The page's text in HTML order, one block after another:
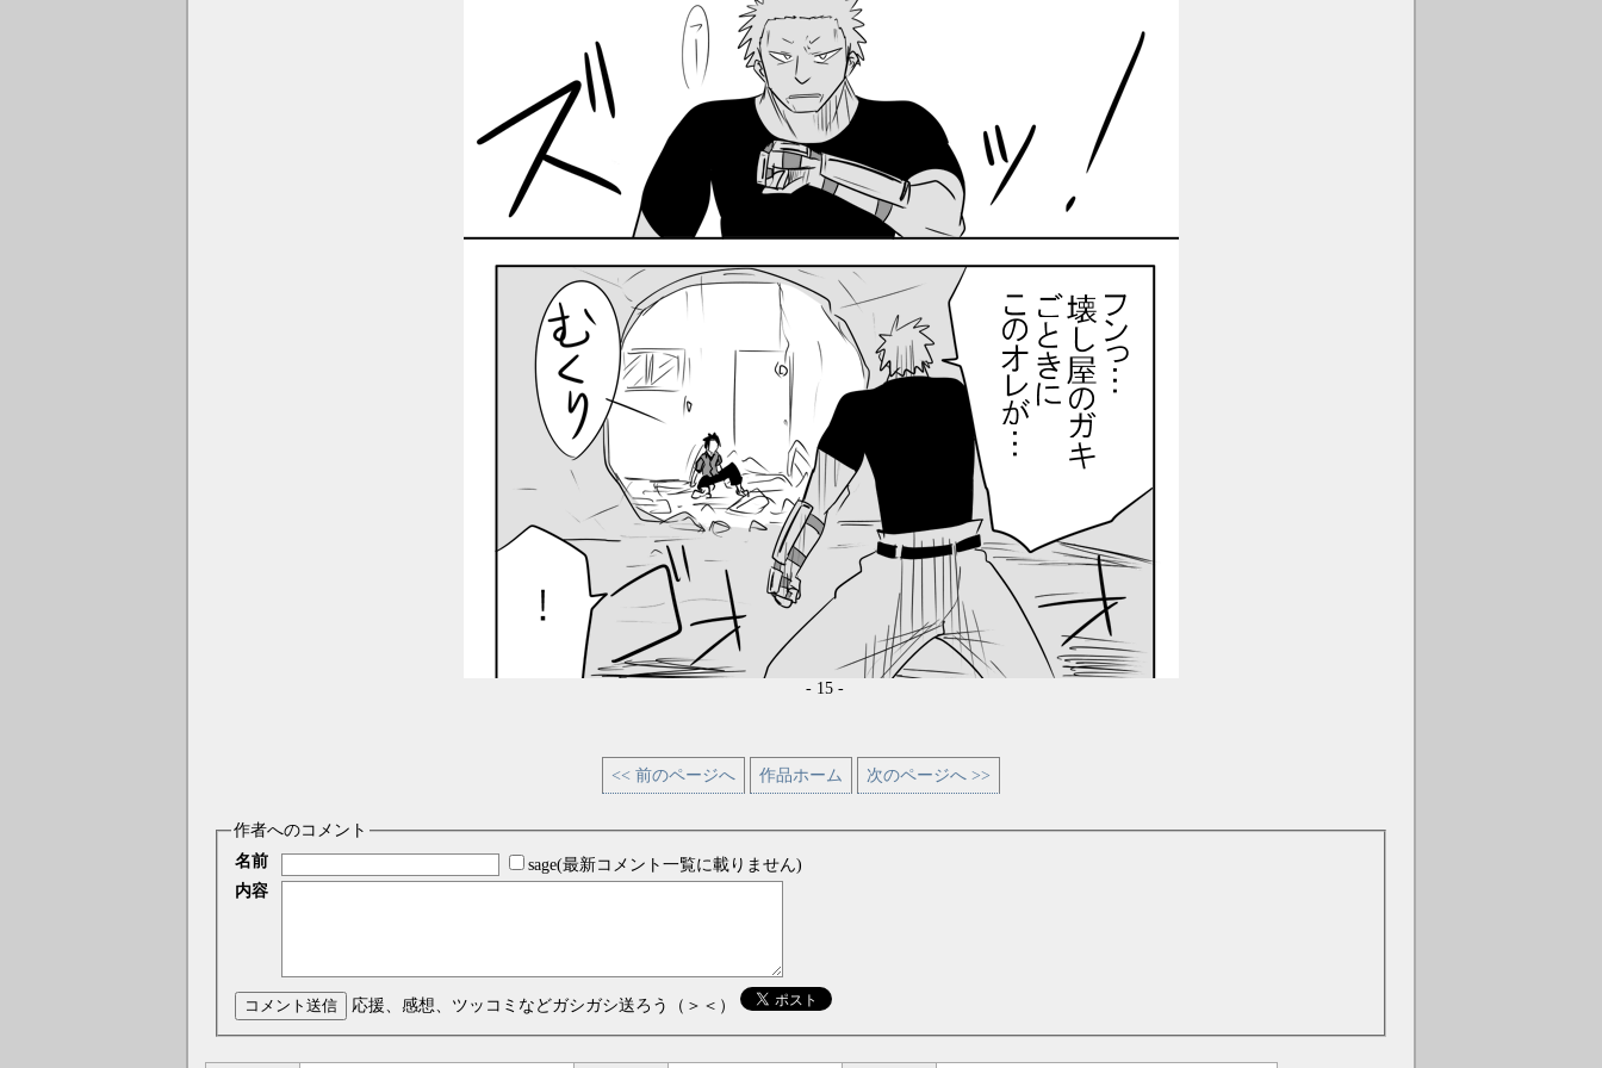
- 15 -
<< 前のページへ 作品ホーム 次のページへ >>
作者へのコメント
名前
sage(最新コメント一覧に載りません)
内容
コメント送信 応援、感想、ツッコミなどガシガシ送ろう（＞＜）